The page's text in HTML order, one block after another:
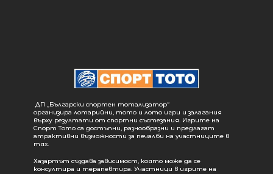
ДП „Български спортен тотализатор“
организира лотарийни, тото и лото игри и залагания
върху резултати от спортни състезания. Игрите на
Спорт Тото са достъпни, разнообразни и предлагат
атрактивни възможности за печалби на участниците в
тях.
Хазартът създава зависимост, която може да се
консултира и терапевтира. Участници в игрите на